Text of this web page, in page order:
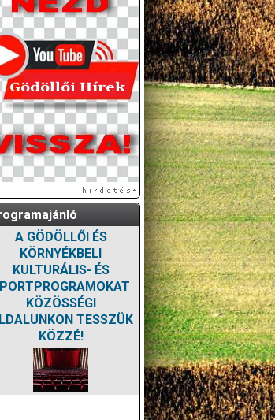
A GÖDÖLLŐI ÉS
KÖRNYÉKBELI
KULTURÁLIS- ÉS
KÖZÖSSÉGI
TESSZÜK
KÖZZÉ!